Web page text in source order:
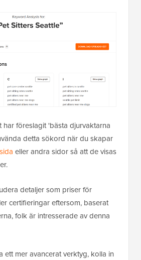
har föreslagit 'bästa djurvaktarna
detta sökord när du skapar
eller andra sidor så att de visas
detaljer som priser för
certifieringar eftersom, baserat
folk är intresserade av denna
ett mer avancerat verktyg, kolla in